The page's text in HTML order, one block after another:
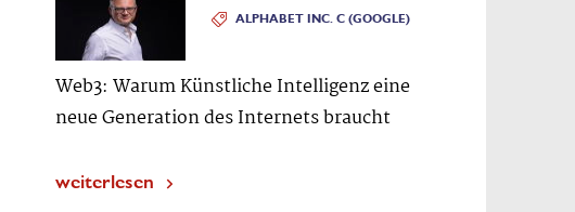
ALPHABET INC. C (GOOGLE)
Web3: Warum Künstliche Intelligenz eine
neue Generation des Internets braucht
weiterlesen